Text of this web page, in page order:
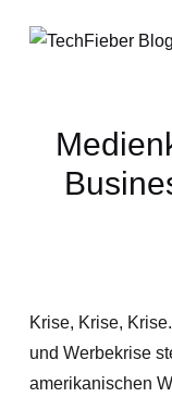
Krise, Krise,
und Werbekrise
amerikanischen